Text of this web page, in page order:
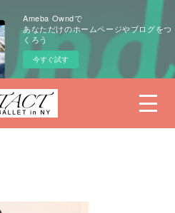
Ameba Owndで
あなただけのホームページやブログをつ
くろう
今すぐ試す